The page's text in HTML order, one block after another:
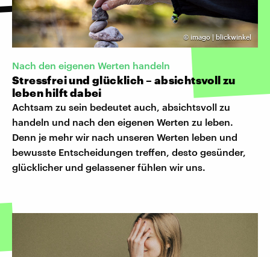
© imago | blickwinkel
Nach den eigenen Werten handeln
Stressfrei und glücklich – absichtsvoll zu
leben hilft dabei
Achtsam zu sein bedeutet auch, absichtsvoll zu
handeln und nach den eigenen Werten zu leben.
Denn je mehr wir nach unseren Werten leben und
bewusste Entscheidungen treffen, desto gesünder,
glücklicher und gelassener fühlen wir uns.